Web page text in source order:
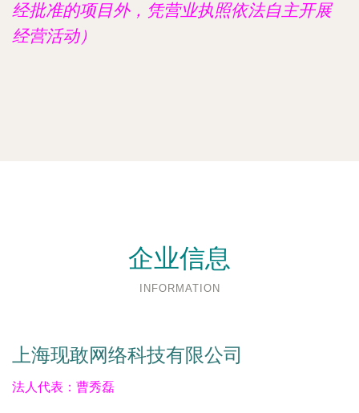
经批准的项目外，凭营业执照依法自主开展
经营活动）
企业信息
INFORMATION
上海现敢网络科技有限公司
法人代表： 曹秀磊